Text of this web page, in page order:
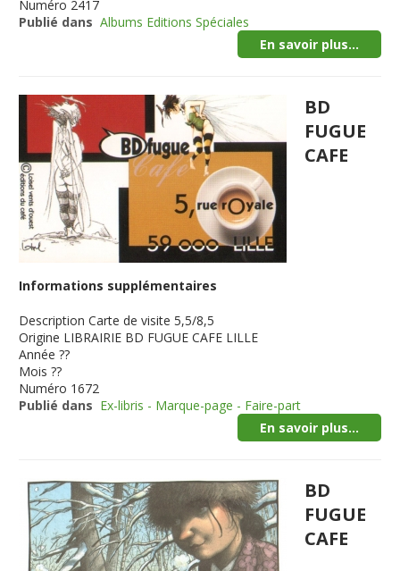
Numéro 2417
Publié dans Albums Editions Spéciales
En savoir plus...
BD
FUGUE
CAFE
Informations supplémentaires
Description Carte de visite 5,5/8,5
Origine LIBRAIRIE BD FUGUE CAFE LILLE
Année ??
Mois ??
Numéro 1672
Publié dans Ex-libris - Marque-page - Faire-part
En savoir plus...
BD
FUGUE
CAFE